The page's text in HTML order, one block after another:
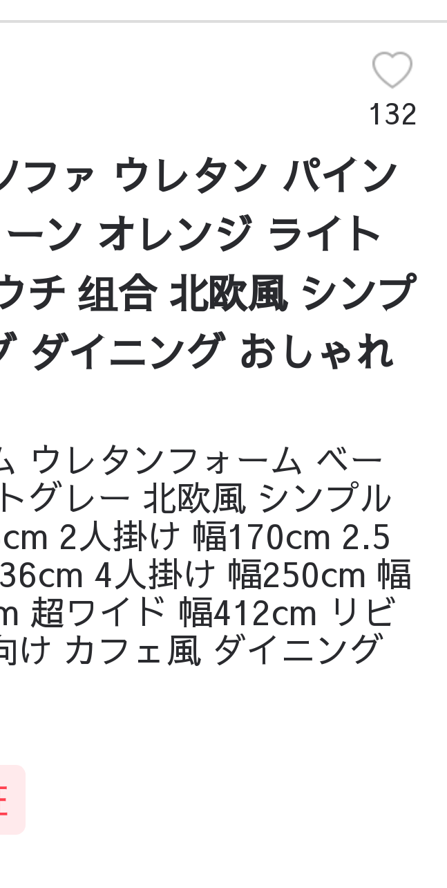
132
ファ ウレタン パイン
ン オレンジ ライト
チ 组合 北欧風 シンプ
ダイニング おしゃれ
ウレタンフォーム ベー
グレー 北欧風 シンプル
2人掛け 幅170cm 2.5
4人掛け 幅250cm 幅
超ワイド 幅412cm リビ
け カフェ風 ダイニング